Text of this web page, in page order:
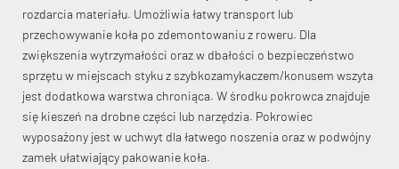
KryptoFlex Key Cable
rozdarcia materiału. Umożliwia łatwy transport lub
przechowywanie koła po zdemontowaniu z roweru. Dla
zwiększenia wytrzymałości oraz w dbałości o bezpieczeństwo
sprzętu w miejscach styku z szybkozamykaczem/konusem wszyta
jest dodatkowa warstwa chroniąca. W środku pokrowca znajduje
się kieszeń na drobne części lub narzędzia. Pokrowiec
wyposażony jest w uchwyt dla łatwego noszenia oraz w podwójny
zamek ułatwiający pakowanie koła.